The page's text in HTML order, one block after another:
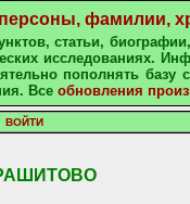
персоны, фамилии,
статьи,
исследованиях.
пополнять базу
Все обновления
ВОЙТИ